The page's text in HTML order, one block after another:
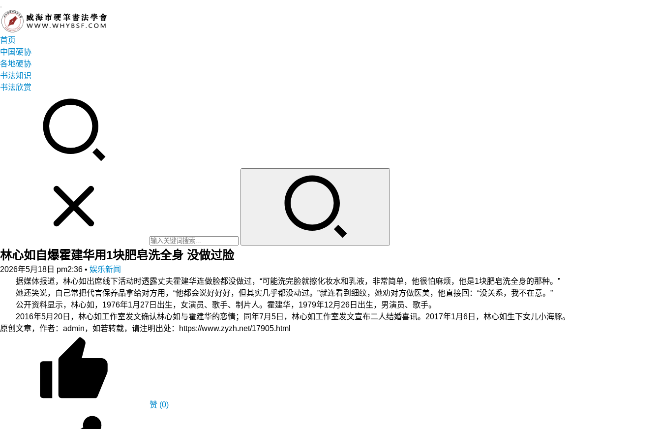
首页
中国硬协
各地硬协
书法知识
书法欣赏
林心如自爆霍建华用1块肥皂洗全身 没做过脸
2026年5月18日 pm2:36 • 娱乐新闻
据媒体报道，林心如出席线下活动时透露丈夫霍建华连做脸都没做过，“可能洗完脸就擦化妆水和乳液，非常简单，他很怕麻烦，他是1块肥皂洗全身的那种。”
她还笑说，自己常把代言保养品拿给对方用，“他都会说好好好，但其实几乎都没动过。”就连看到细纹，她劝对方做医美，他直接回：“没关系，我不在意。”
公开资料显示，林心如，1976年1月27日出生，女演员、歌手、制片人。霍建华，1979年12月26日出生，男演员、歌手。
2016年5月20日，林心如工作室发文确认林心如与霍建华的恋情；同年7月5日，林心如工作室发文宣布二人结婚喜讯。2017年1月6日，林心如生下女儿小海豚。
原创文章，作者：admin，如若转载，请注明出处：https://www.zyzh.net/17905.html
赞 (0)